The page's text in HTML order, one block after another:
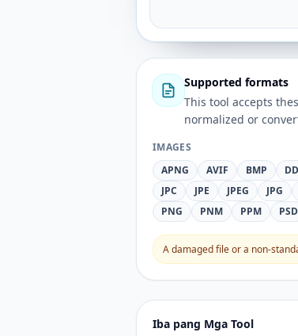
Supported formats
This tool accepts
normalized or
IMAGES
APNG
AVIF BMP
JPC
JPE JPEG JPG
PNG
PNM PPM PSD
A damaged file or a non-
Iba pang Mga Tool